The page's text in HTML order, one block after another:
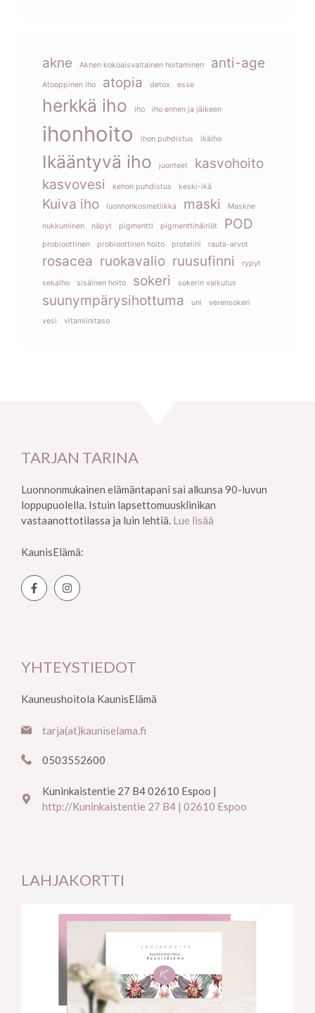
akne Aknen kokoaisvaltainen hoitaminen anti-age
Atooppinen iho atopia detox esse
herkkä iho iho iho ennen ja jälkeen
ihonhoito ihon puhdistus ikäiho
Ikääntyvä iho juonteet
kasvohoito
kasvovesi
kehon puhdistus keski-ikä
Kuiva iho luonnonkosmetiikka maski Maskne
nukkuminen näpyt pigmentti pigmenttihäiriöt POD
probioottinen probioottinen hoito proteiini rauta-arvot
rosacea ruokavalio ruusufinni rypyt
sekaiho sisäinen hoito sokeri sokerin vaikutus
suunympärysihottuma uni
verensokeri
vesi
vitamiinitaso
TARJAN TARINA
Luonnonmukainen elämäntapani sai alkunsa 90-luvun
loppupuolella. Istuin lapsettomuusklinikan
vastaanottotilassa ja luin lehtiä. Lue lisää
KaunisElämä:
YHTEYSTIEDOT
Kauneushoitola KaunisElämä
tarja(at)kauniselama.fi
0503552600
Kuninkaistentie 27 B4 02610 Espoo |
http://Kuninkaistentie 27 B4 | 02610 Espoo
LAHJAKORTTI